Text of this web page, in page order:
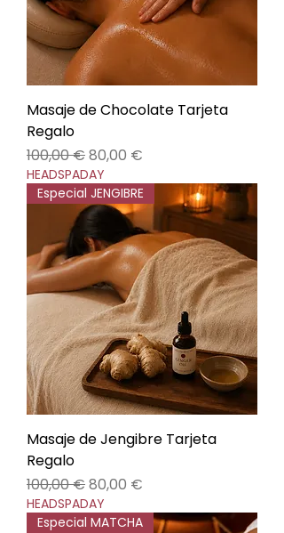
Masaje de Chocolate Tarjeta
Regalo
Precio
100,00 €Precio de oferta
80,00 €
HEADSPADAY
Especial JENGIBRE
Masaje de Jengibre Tarjeta
Regalo
Precio
100,00 €Precio de oferta
80,00 €
HEADSPADAY
Especial MATCHA